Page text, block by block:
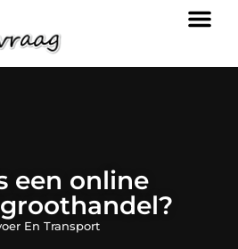
een online
En Transport